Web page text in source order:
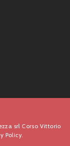
srl Corso Vittorio
Policy.